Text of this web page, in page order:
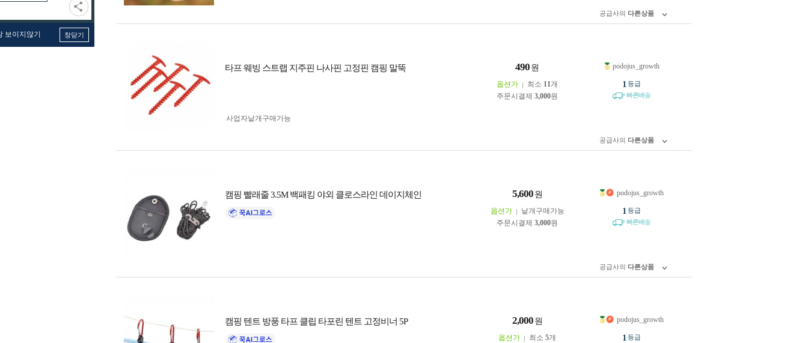
보이지않기 창닫기
공급사의 다른상품
타프 웨빙 스트랩 지주핀 나사핀 고정핀 캠핑 말뚝 490 원
옵션가 최소 11개
주문시결제 3,000원
사업자 낱개구매가능
podojus_growth
1 등급
빠른배송
공급사의 다른상품
캠핑 빨래줄 3.5M 백패킹 야외 클로스라인 데이지체인 5,600 원
옵션가
낱개구매가능
주문시결제 3,000원
podojus_growth
1 등급
빠른배송
공급사의 다른상품
캠핑 텐트 방풍 타프 클립 타포린 텐트 고정비너 5P 2,000 원
옵션가 최소 5개
podojus_growth
1 등급